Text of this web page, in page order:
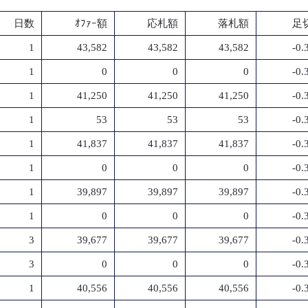
日数 ｵﾌｧｰ額 応札額 落札額 足
1 43,582 43,582 43,582 -
1 0 0 0 -
1 41,250 41,250 41,250 -
1 53 53 53 -
1 41,837 41,837 41,837 -
1 0 0 0 -
1 39,897 39,897 39,897 -
1 0 0 0 -
3 39,677 39,677 39,677 -
3 0 0 0 -
1 40,556 40,556 40,556 -